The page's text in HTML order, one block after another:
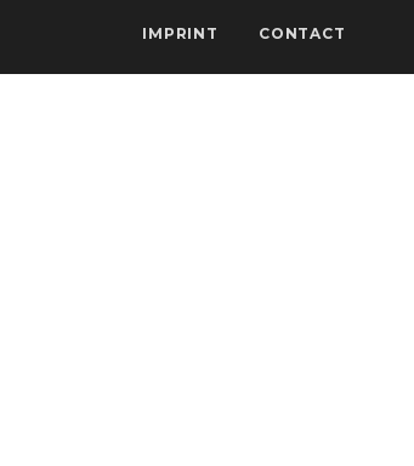
IMPRINT CONTACT